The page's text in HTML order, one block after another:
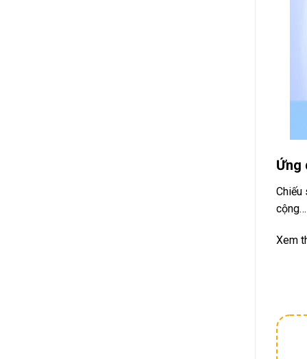
Ứng
Chiếu
cộng…
Xem